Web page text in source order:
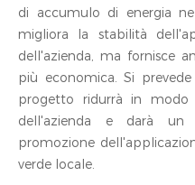
di accumulo di energia
migliora la stabilità
dell'azienda, ma fornisce
più economica. Si
progetto ridurrà in modo
dell'azienda e darà un
promozione
verde locale.